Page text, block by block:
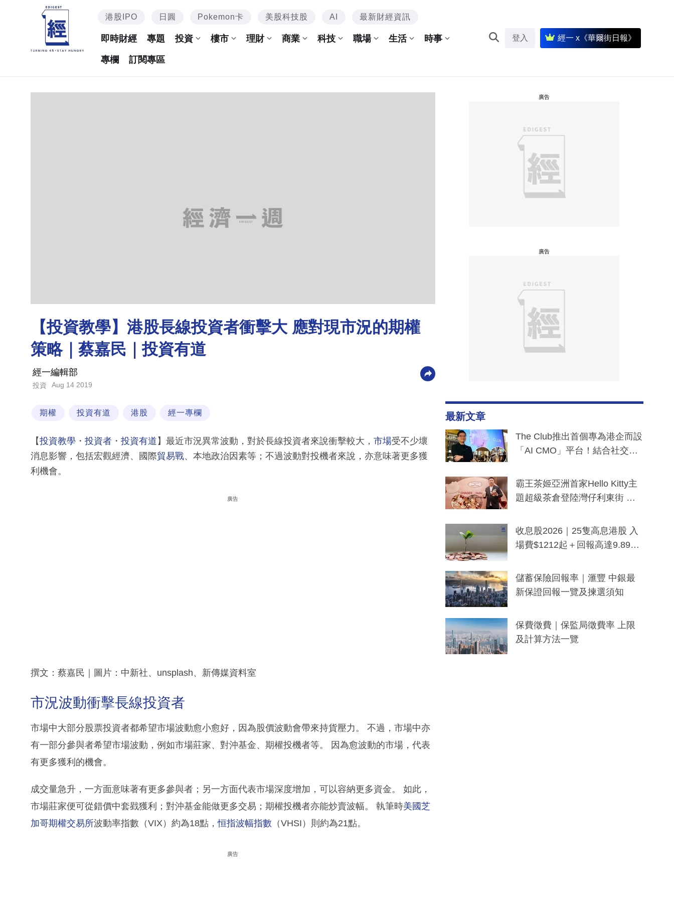
港股IPO 日圓 Pokemon卡 美股科技股 AI 最新財經資訊
即時財經 專題 投資 樓市 理財 商業 科技 職場 生活 時事
專欄 訂閱專區
登入 經一 x《華爾街日報》
【投資教學】港股長線投資者衝擊大 應對現市況的期權
策略｜蔡嘉民｜投資有道
經一編輯部
投資 Aug 14 2019
期權 投資有道 港股 經一專欄
【投資教學 ・ 投資者 ・ 投資有道 】最近市況異常波動，對於長線投資者來說衝擊較大， 市場受不少壞
消息影響，包括宏觀經濟、國際貿易戰、本地政治因素等；不過波動對投機者來說，亦意味著更多獲
利機會。
廣告
撰文：蔡嘉民｜圖片：中新社、unsplash、新傳媒資料室
市況波動衝擊長線投資者
市場中大部分股票投資者都希望市場波動愈小愈好，因為股價波動會帶來持貨壓力。 不過，市場中亦
有一部分參與者希望市場波動，例如市場莊家、對沖基金、期權投機者等。 因為愈波動的市場，代表
有更多獲利的機會。
成交量急升，一方面意味著有更多參與者；另一方面代表市場深度增加，可以容納更多資金。 如此，
市場莊家便可從錯價中套戥獲利；對沖基金能做更多交易；期權投機者亦能炒賣波幅。 執筆時美國芝
加哥期權交易所波動率指數（VIX）約為18點，恒指波幅指數 （VHSI）則約為21點。
廣告
廣告
廣告
最新文章
The Club推出首個專為港企而設
「AI CMO」平台！結合社交聆
分鐘生成「貼地」宣傳短片
霸王茶姬亞洲首家Hello Kitty主
題超級茶倉登陸灣仔利東街 推
y及香港限定特調系列
收息股2026｜25隻高息港股 入
場費$1212起＋回報高達9.89
儲蓄保險回報率｜滙豐 中銀最
新保證回報一覽及揀選須知
保費徵費｜保監局徵費率 上限
及計算方法一覽